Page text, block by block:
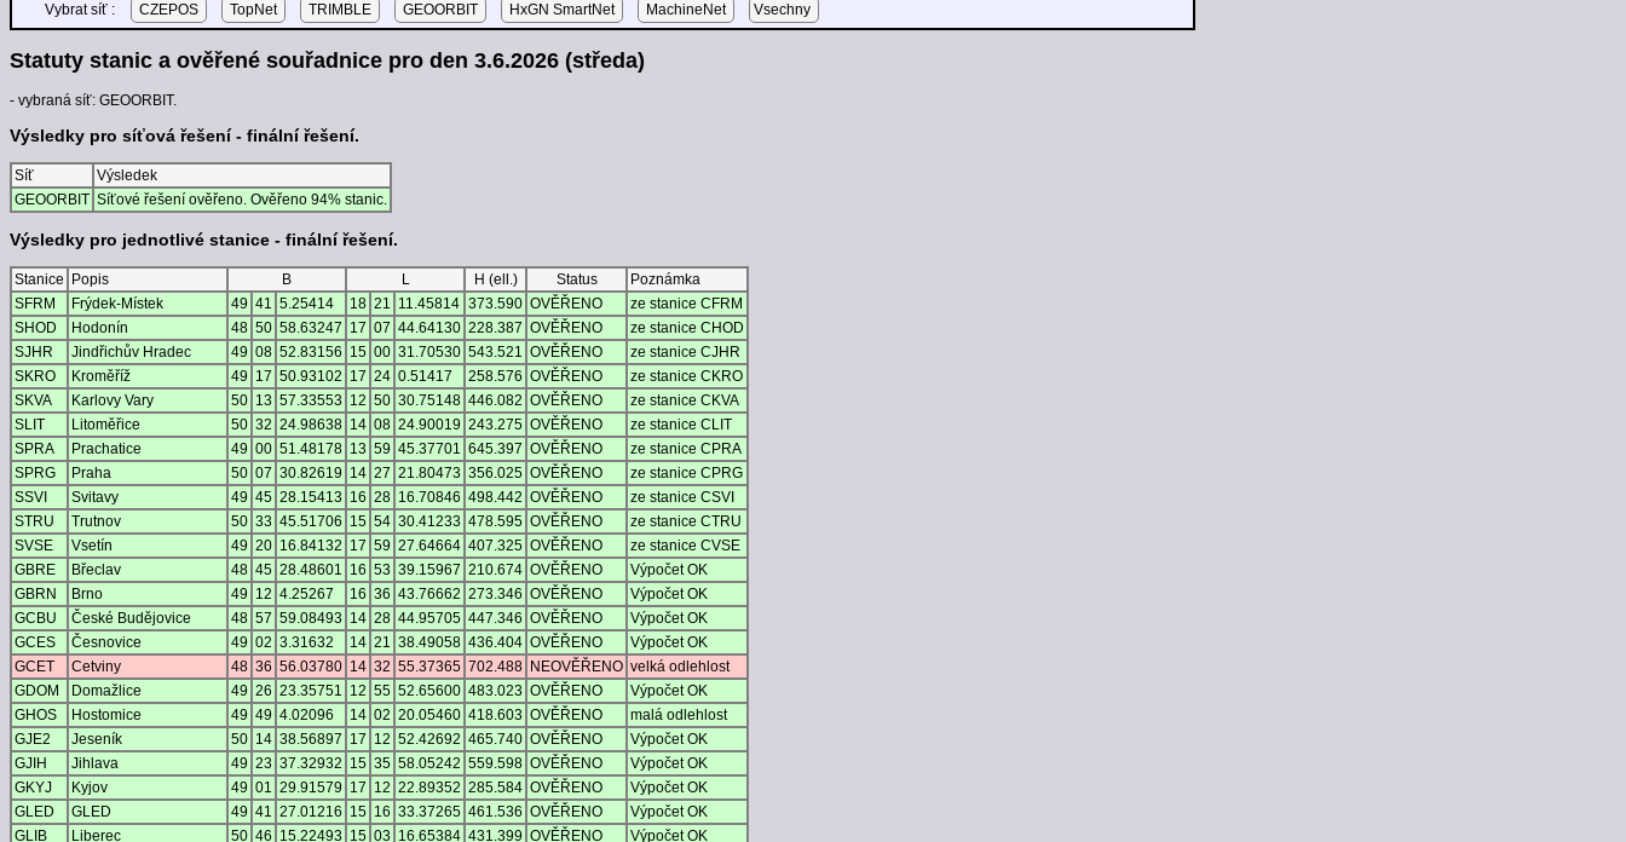
Vybrat síť : CZEPOS TopNet TRIMBLE GEOORBIT HxGN SmartNet MachineNet Vsechny
Statuty stanic a ověřené souřadnice pro den 3.6.2026 (středa)
- vybraná síť: GEOORBIT.
Výsledky pro síťová řešení - finální řešení.
Síť
Výsledek
GEOORBIT Síťové řešení ověřeno. Ověřeno 94% stanic.
Výsledky pro jednotlivé stanice - finální řešení.
Stanice Popis B L H (ell.) Status
Poznámka
SFRM
Frýdek-Místek 49 41 5.25414 18 21 11.45814 373.590 OVĚŘENO
ze stanice CFRM
SHOD
Hodonín 48 50 58.63247 17 07 44.64130 228.387 OVĚŘENO
ze stanice CHOD
SJHR
Jindřichův Hradec 49 08 52.83156 15 00 31.70530 543.521 OVĚŘENO
ze stanice CJHR
SKRO
Kroměříž 49 17 50.93102 17 24 0.51417 258.576 OVĚŘENO
ze stanice CKRO
SKVA
Karlovy Vary 50 13 57.33553 12 50 30.75148 446.082 OVĚŘENO
ze stanice CKVA
SLIT
Litoměřice 50 32 24.98638 14 08 24.90019 243.275 OVĚŘENO
ze stanice CLIT
SPRA
Prachatice 49 00 51.48178 13 59 45.37701 645.397 OVĚŘENO
ze stanice CPRA
SPRG
Praha 50 07 30.82619 14 27 21.80473 356.025 OVĚŘENO
ze stanice CPRG
SSVI
Svitavy 49 45 28.15413 16 28 16.70846 498.442 OVĚŘENO
ze stanice CSVI
STRU
Trutnov 50 33 45.51706 15 54 30.41233 478.595 OVĚŘENO
ze stanice CTRU
SVSE
Vsetín 49 20 16.84132 17 59 27.64664 407.325 OVĚŘENO
ze stanice CVSE
GBRE
Břeclav 48 45 28.48601 16 53 39.15967 210.674 OVĚŘENO
Výpočet OK
GBRN
Brno 49 12 4.25267 16 36 43.76662 273.346 OVĚŘENO
Výpočet OK
GCBU
České Budějovice 48 57 59.08493 14 28 44.95705 447.346 OVĚŘENO
Výpočet OK
GCES
Česnovice 49 02 3.31632 14 21 38.49058 436.404 OVĚŘENO
Výpočet OK
GCET
Cetviny 48 36 56.03780 14 32 55.37365 702.488 NEOVĚŘENO velká odlehlost
GDOM
Domažlice 49 26 23.35751 12 55 52.65600 483.023 OVĚŘENO
Výpočet OK
GHOS
Hostomice 49 49 4.02096 14 02 20.05460 418.603 OVĚŘENO
malá odlehlost
GJE2
Jeseník 50 14 38.56897 17 12 52.42692 465.740 OVĚŘENO
Výpočet OK
GJIH
Jihlava 49 23 37.32932 15 35 58.05242 559.598 OVĚŘENO
Výpočet OK
GKYJ
Kyjov 49 01 29.91579 17 12 22.89352 285.584 OVĚŘENO
Výpočet OK
GLED
GLED 49 41 27.01216 15 16 33.37265 461.536 OVĚŘENO
Výpočet OK
GLIB
Liberec 50 46 15.22493 15 03 16.65384 431.399 OVĚŘENO
Výpočet OK